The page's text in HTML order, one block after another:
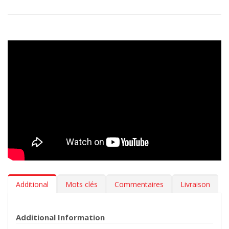
Additional Mots clés Commentaires Livraison
Additional Information